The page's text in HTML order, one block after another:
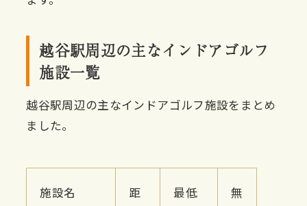
越谷駅周辺の主なインドアゴルフ
施設一覧
越谷駅周辺の主なインドアゴルフ施設をまとめ
ました。
施設名
距
最低
無